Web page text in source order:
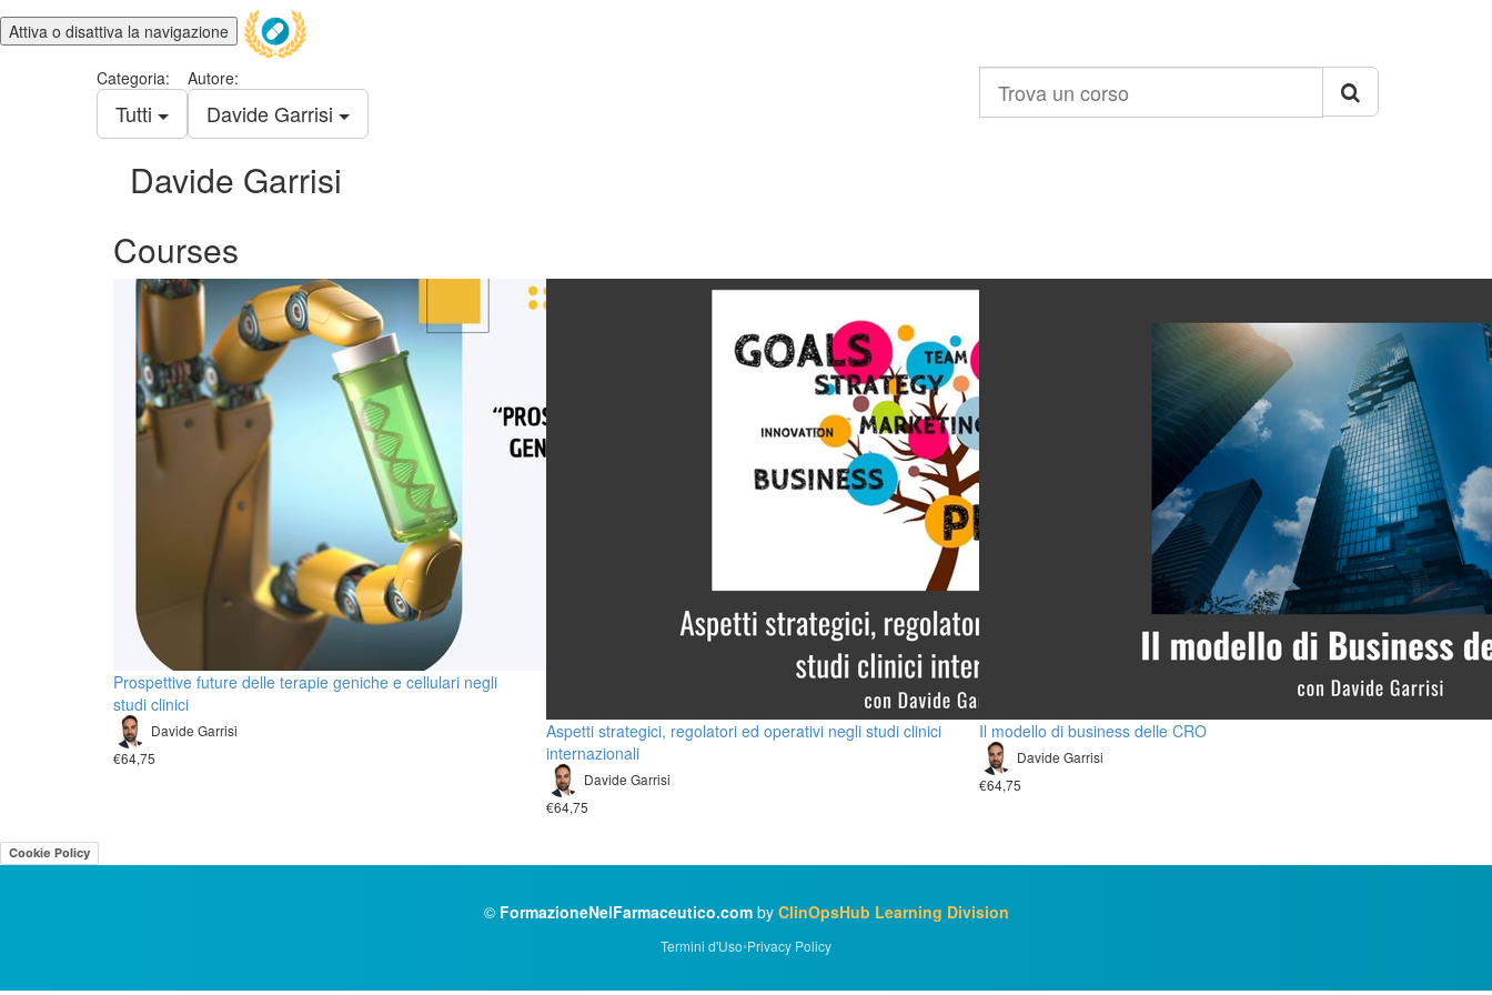
Attiva o disattiva la navigazione
Categoria:
Tutti
Autore:
Davide Garrisi
corso
Davide Garrisi
Courses
Prospettive future delle terapie geniche e cellulari negli
studi clinici
Davide Garrisi
€64,75
Aspetti strategici, regolatori ed operativi negli studi clinici
internazionali
Davide Garrisi
€64,75
Il modello di business delle CRO
Davide Garrisi
€64,75
Cookie Policy
© FormazioneNelFarmaceutico.comby ClinOpsHub Learning Division
Termini d'Uso•Privacy Policy